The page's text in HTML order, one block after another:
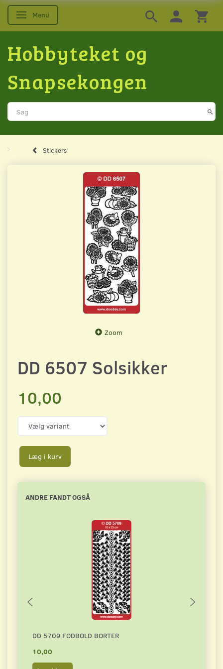
Skifte navigation
Menu
Hobbyteket og
Snapsekongen
Stickers
Zoom
DD 6507 Solsikker
10,00
Læg i kurv
ANDRE FANDT OGSÅ
DD 5709 FODBOLD BORTER
10,00